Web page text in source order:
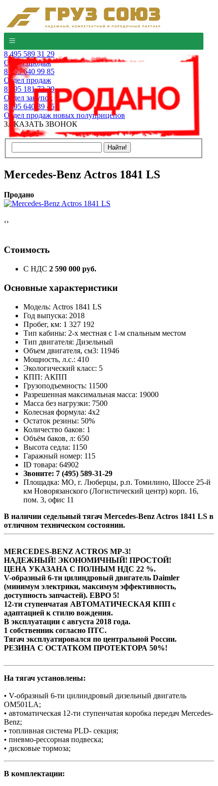
8 495 589 31 29
Отдел продаж
8 495 640 99 85
Отдел продаж
8 495 181 73 29
Отдел закупок
8 495 640 39 45
Отдел продаж новых полуприцепов
ЗАКАЗАТЬ ЗВОНОК
Mercedes-Benz Actros 1841 LS
Продано
‹›
Стоимость
С НДС 2 590 000 руб.
Основные характеристики
Модель: Actros 1841 LS
Год выпуска: 2018
Пробег, км: 1 327 192
Тип кабины: 2-х местная с 1-м спальным местом
Тип двигателя: Дизельный
Объем двигателя, см3: 11946
Мощность, л.с.: 410
Экологический класс: 5
КПП: АКПП
Грузоподъемность: 11500
Разрешенная максимальная масса: 19000
Масса без нагрузки: 7500
Колесная формула: 4х2
Остаток резины: 50%
Количество баков: 1
Объём баков, л: 650
Высота седла: 1150
Гаражный номер: 115
ID товара: 64902
Звоните: 7 (495) 589-31-29
Площадка: МО, г. Люберцы, р.п. Томилино, Шоссе 25-й
км Новорязанского (Логистический центр) корп. 16,
пом. 3, офис 11
В наличии седельный тягач Mercedes-Benz Actros 1841 LS в
отличном техническом состоянии.
MERCEDES-BENZ ACTROS MP-3!
НАДЕЖНЫЙ! ЭКОНОМИЧНЫЙ! ПРОСТОЙ!
ЦЕНА УКАЗАНА С ПОЛНЫМ НДС 22 %.
V-образный 6-ти цилиндровый двигатель Daimler
(минимум электрики, максимум эффективность,
доступность запчастей). ЕВРО 5!
12-ти ступенчатая АВТОМАТИЧЕСКАЯ КПП с
адаптацией к стилю вождения.
В эксплуатации с августа 2018 года.
1 собственник согласно ПТС.
Тягач эксплуатировался по центральной России.
РЕЗИНА С ОСТАТКОМ ПРОТЕКТОРА 50%!
На тягач установлены:
• V-образный 6-ти цилиндровый дизельный двигатель
OM501LA;
• автоматическая 12-ти ступенчатая коробка передач Mercedes-
Benz;
• топливная система PLD- секция;
• пневмо-рессорная подвеска;
• дисковые тормоза;
В комплектации: